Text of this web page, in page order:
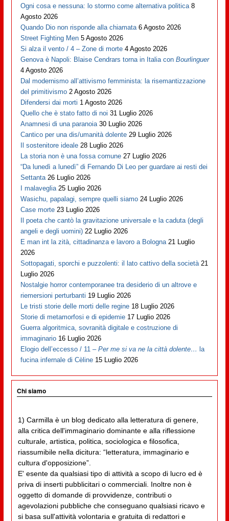
Ogni cosa e nessuna: lo stormo come alternativa politica 8
Agosto 2026
Quando Dio non risponde alla chiamata 6 Agosto 2026
Street Fighting Men 5 Agosto 2026
Si alza il vento / 4 – Zone di morte 4 Agosto 2026
Genova è Napoli: Blaise Cendrars torna in Italia conBourlinguer
4 Agosto 2026
Dal modernismo all’attivismo femminista: la risemantizzazione
del primitivismo 2 Agosto 2026
Difendersi dai morti 1 Agosto 2026
Quello che è stato fatto di noi 31 Luglio 2026
Anamnesi di una paranoia 30 Luglio 2026
Cantico per una dis/umanità dolente 29 Luglio 2026
Il sostenitore ideale 28 Luglio 2026
La storia non è una fossa comune 27 Luglio 2026
“Da lunedì a lunedì” di Fernando Di Leo per guardare ai resti dei
Settanta 26 Luglio 2026
I malaveglia 25 Luglio 2026
Wasichu, papalagi, sempre quelli siamo 24 Luglio 2026
Case morte 23 Luglio 2026
Il poeta che cantò la gravitazione universale e la caduta (degli
angeli e degli uomini) 22 Luglio 2026
E man int la zità, cittadinanza e lavoro a Bologna 21 Luglio
2026
Sottopagati, sporchi e puzzolenti: il lato cattivo della società 21
Luglio 2026
Nostalgie horror contemporanee tra desiderio di un altrove e
riemersioni perturbanti 19 Luglio 2026
Le tristi storie delle morti delle regine 18 Luglio 2026
Storie di metamorfosi e di epidemie 17 Luglio 2026
Guerra algoritmica, sovranità digitale e costruzione di
immaginario 16 Luglio 2026
Elogio dell’eccesso / 11 –Per me si va ne la città dolente… la
fucina infernale di Cèline 15 Luglio 2026
Chi siamo
1) Carmilla è un blog dedicato alla letteratura di genere,
alla critica dell'immaginario dominante e alla riflessione
culturale, artistica, politica, sociologica e filosofica,
riassumibile nella dicitura: “letteratura, immaginario e
cultura d'opposizione”.
E' esente da qualsiasi tipo di attività a scopo di lucro ed è
priva di inserti pubblicitari o commerciali. Inoltre non è
oggetto di domande di provvidenze, contributi o
agevolazioni pubbliche che conseguano qualsiasi ricavo e
si basa sull'attività volontaria e gratuita di redattori e